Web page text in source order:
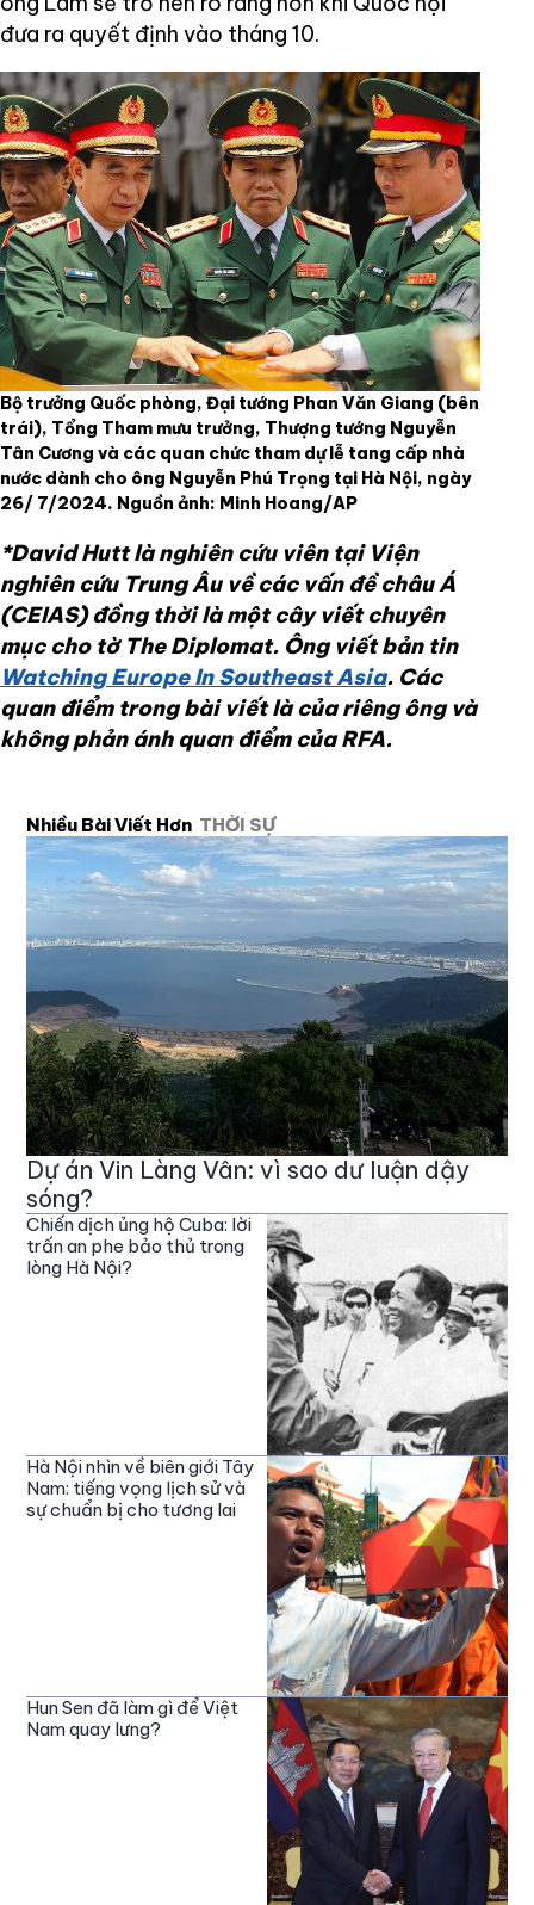
đưa ra quyết định vào tháng 10.
Bộ trưởng Quốc phòng, Đại tướng Phan Văn Giang (bên
trái), Tổng Tham mưu trưởng, Thượng tướng Nguyễn
Tân Cương và các quan chức tham dự lễ tang cấp nhà
nước dành cho ông Nguyễn Phú Trọng tại Hà Nội, ngày
26/ 7/2024. Nguồn ảnh: Minh Hoang/AP
*David Hutt là nghiên cứu viên tại Viện
nghiên cứu Trung Âu về các vấn đề châu Á
(CEIAS) đồng thời là một cây viết chuyên
mục cho tờ The Diplomat. Ông viết bản tin
Watching Europe In Southeast Asia. Các
quan điểm trong bài viết là của riêng ông và
không phản ánh quan điểm của RFA.
Nhiều Bài Viết Hơn THỜI SỰ
Dự án Vin Làng Vân: vì sao dư luận dậy
sóng?
Chiến dịch ủng hộ Cuba: lời
trấn an phe bảo thủ trong
lòng Hà Nội?
Hà Nội nhìn về biên giới Tây
Nam: tiếng vọng lịch sử và
sự chuẩn bị cho tương lai
Hun Sen đã làm gì để Việt
Nam quay lưng?